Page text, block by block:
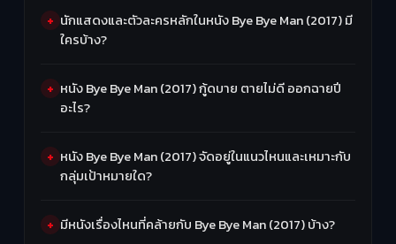
นักแสดงและตัวละครหลักในหนัง Bye Bye Man (2017) มี
ใครบ้าง?
หนัง Bye Bye Man (2017) กู้ดบาย ตายไม่ดี ออกฉายปี
อะไร?
หนัง Bye Bye Man (2017) จัดอยู่ในแนวไหนและเหมาะกับ
กลุ่มเป้าหมายใด?
มีหนังเรื่องไหนที่คล้ายกับ Bye Bye Man (2017) บ้าง?